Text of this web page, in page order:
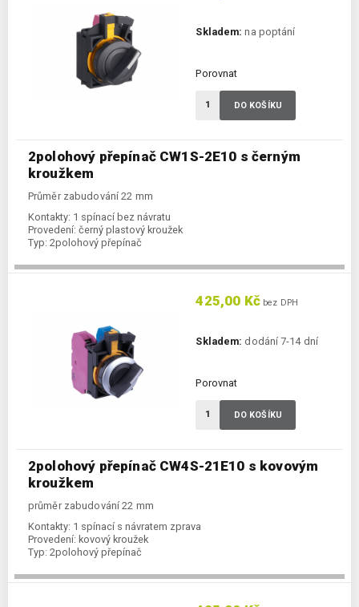
2polohový přepínač CW1S-2E10 s černým
kroužkem
Průměr zabudování 22 mm
Kontakty: 1 spínací bez návratu
Provedení: černý plastový kroužek
Typ: 2polohový přepínač
Skladem: na poptání
Porovnat
DO KOŠÍKU
2polohový přepínač CW4S-21E10 s kovovým
kroužkem
průměr zabudování 22 mm
Kontakty: 1 spínací s návratem zprava
Provedení: kovový kroužek
Typ: 2polohový přepínač
425,00 Kč bez DPH
Skladem: dodání 7-14 dní
Porovnat
DO KOŠÍKU